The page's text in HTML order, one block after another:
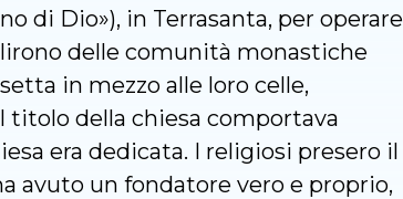
di Dio»), in Terrasanta, per operare
delle comunità monastiche
in mezzo alle loro celle,
titolo della chiesa comportava
era dedicata. I religiosi presero il
avuto un fondatore vero e proprio,